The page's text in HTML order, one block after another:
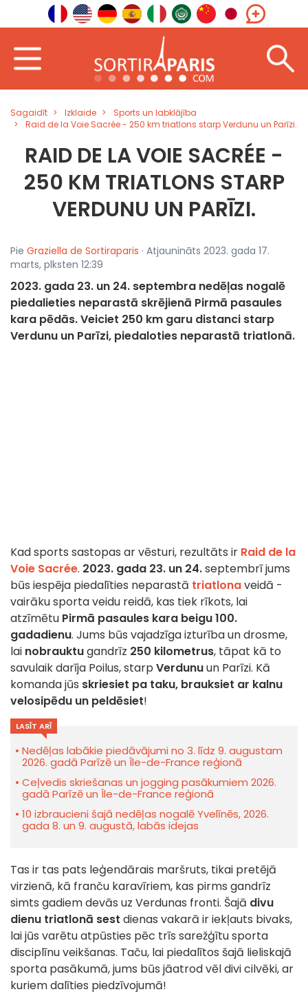
Sagaidīt Izklaide
Sports un labklājība
Raid de la Voie Sacrée - 250 km triatlons starp Verdunu un Parīzi.
RAID DE LA VOIE SACRÉE -
250 KM TRIATLONS STARP
VERDUNU UN PARĪZI.
Pie Graziella de Sortiraparis · Atjaunināts 2023. gada 17.
marts, plksten 12:39
2023. gada 23. un 24. septembra nedēļas nogalē
piedalieties neparastā skrējienā Pirmā pasaules
kara pēdās. Veiciet 250 km garu distanci starp
Verdunu un Parīzi, piedaloties neparastā triatlonā.
Kad sports sastopas ar vēsturi, rezultāts ir Raid de la
Voie Sacrée. 2023. gada 23. un 24.septembrī jums
būs iespēja piedalīties neparastā triatlonaveidā -
vairāku sporta veidu reidā, kas tiek rīkots, lai
atzīmētu Pirmā pasaules kara beigu 100.
gadadienu. Jums būs vajadzīga izturība un drosme,
lai nobrauktugandrīz 250 kilometrus, tāpat kā to
savulaik darīja Poilus, starp Verdunuun Parīzi. Kā
komanda jūs skriesiet pa taku, brauksiet ar kalnu
velosipēdu un peldēsiet!
LASĪT ARĪ
Nedēļas labākie piedāvājumi no 3. līdz 9. augustam
2026. gadā Parīzē un Île-de-France reģionā
Ceļvedis skriešanas un jogging pasākumiem 2026.
gadā Parīzē un Île-de-France reģionā
10 izbraucieni šajā nedēļas nogalē Yvelīnēs, 2026.
gada 8. un 9. augustā, labās idejas
Tas ir tas pats leģendārais maršruts, tikai pretējā
virzienā, kā franču karavīriem, kas pirms gandrīz
simts gadiem devās uz Verdunas fronti. Šajā divu
dienu triatlonā sest dienas vakarā ir iekļauts bivaks,
lai jūs varētu atpūsties pēc trīs sarežģītu sporta
disciplīnu veikšanas. Taču, lai piedalītos šajā lieliskajā
sporta pasākumā, jums būs jāatrod vēl divi cilvēki, ar
kuriem dalīties piedzīvojumā!